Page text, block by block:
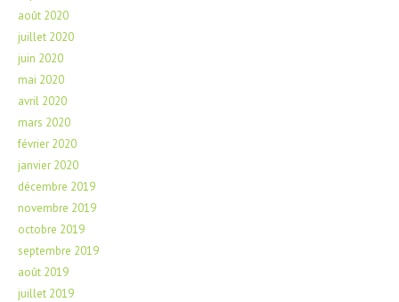
août 2020
juillet 2020
juin 2020
mai 2020
avril 2020
mars 2020
février 2020
janvier 2020
décembre 2019
novembre 2019
octobre 2019
septembre 2019
août 2019
juillet 2019